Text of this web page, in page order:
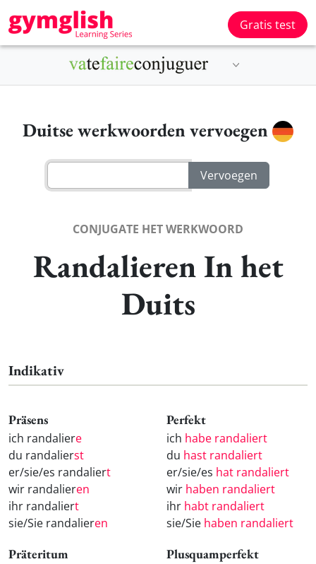
Gratis test
Duitse werkwoorden vervoegen
CONJUGATE HET WERKWOORD
Randalieren In het
Duits
Indikativ
Präsens
ich randaliere
du randalierst
er/sie/es randaliert
wir randalieren
ihr randaliert
sie/Sie randalieren
Perfekt
ich habe randaliert
du hast randaliert
er/sie/es hat randaliert
wir haben randaliert
ihr habt randaliert
sie/Sie haben randaliert
Präteritum Plusquamperfekt